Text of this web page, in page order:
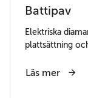
Battipav
Elektriska
plattsättning
Läs mer